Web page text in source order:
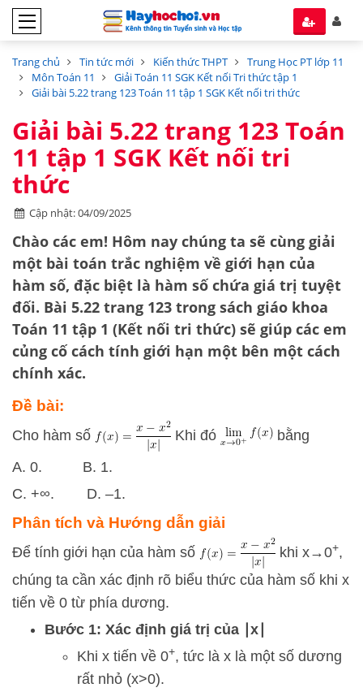
Trang chủ Tin tức mới Kiến thức THPT
Trung Học PT lớp 11
Môn Toán 11
Giải Toán 11 SGK Kết nối Tri thức tập 1
Giải bài 5.22 trang 123 Toán 11 tập 1 SGK Kết nối tri thức
Giải bài 5.22 trang 123 Toán
11 tập 1 SGK Kết nối tri
thức
Cập nhật: 04/09/2025
Chào các em! Hôm nay chúng ta sẽ cùng giải
một bài toán trắc nghiệm về giới hạn của
hàm số, đặc biệt là hàm số chứa giá trị tuyệt
đối. Bài 5.22 trang 123 trong sách giáo khoa
Toán 11 tập 1 (Kết nối tri thức) sẽ giúp các em
củng cố cách tính giới hạn một bên một cách
chính xác.
Đề bài:
Cho hàm số Khi đó
bằng
A. 0. B. 1.
C. +∞. D. –1.
Phân tích và Hướng dẫn giải
Để tính giới hạn của hàm số khi x→0+,
chúng ta cần xác định rõ biểu thức của hàm số khi x
tiến về 0 từ phía dương.
Bước 1: Xác định giá trị của
x
Khi x tiến về 0+, tức là x là một số dương
rất nhỏ (x>0).